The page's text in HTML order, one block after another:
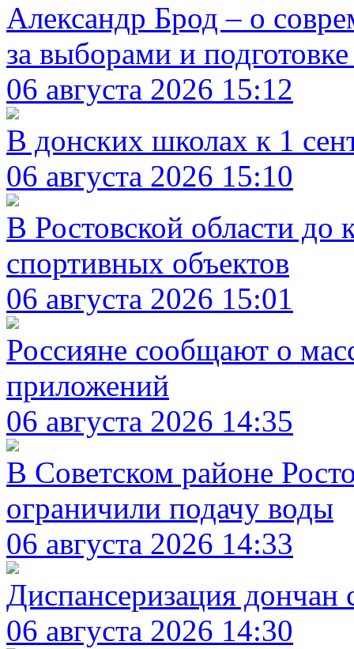
Александр Брод – о
за выборами и
06 августа 2026 15:12
В донских школах к 1
06 августа 2026 15:10
В Ростовской области до
спортивных объектов
06 августа 2026 15:01
Россияне сообщают о
приложений
06 августа 2026 14:35
В Советском районе
ограничили подачу воды
06 августа 2026 14:33
Диспансеризация дончан
06 августа 2026 14:30